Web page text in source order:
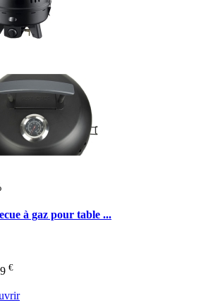
à gaz pour table ...
€